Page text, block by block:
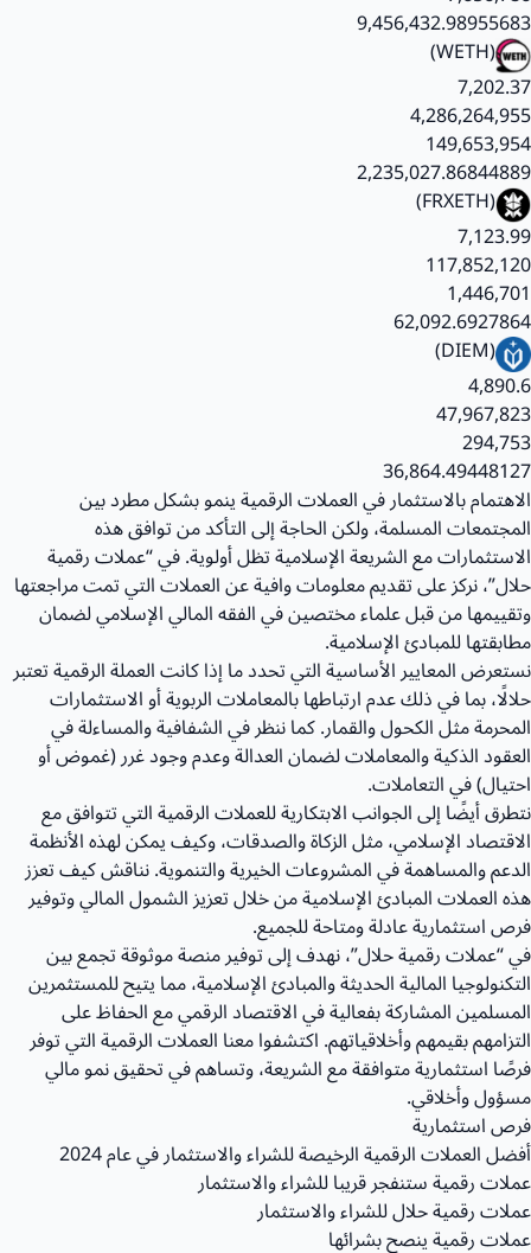
9,456,432.98955683
(WETH)
7,202.37
4,286,264,955
149,653,954
2,235,027.86844889
(FRXETH)
7,123.99
117,852,120
1,446,701
62,092.6927864
(DIEM)
4,890.6
47,967,823
294,753
36,864.49448127
الاهتمام بالاستثمار في العملات الرقمية ينمو بشكل مطرد بين
المجتمعات المسلمة، ولكن الحاجة إلى التأكد من توافق هذه
الاستثمارات مع الشريعة الإسلامية تظل أولوية. في “عملات رقمية
حلال”، نركز على تقديم معلومات وافية عن العملات التي تمت مراجعتها
وتقييمها من قبل علماء مختصين في الفقه المالي الإسلامي لضمان
مطابقتها للمبادئ الإسلامية.
نستعرض المعايير الأساسية التي تحدد ما إذا كانت العملة الرقمية تعتبر
حلالًا، بما في ذلك عدم ارتباطها بالمعاملات الربوية أو الاستثمارات
المحرمة مثل الكحول والقمار. كما ننظر في الشفافية والمساءلة في
العقود الذكية والمعاملات لضمان العدالة وعدم وجود غرر (غموض أو
احتيال) في التعاملات.
نتطرق أيضًا إلى الجوانب الابتكارية للعملات الرقمية التي تتوافق مع
الاقتصاد الإسلامي، مثل الزكاة والصدقات، وكيف يمكن لهذه الأنظمة
الدعم والمساهمة في المشروعات الخيرية والتنموية. نناقش كيف تعزز
هذه العملات المبادئ الإسلامية من خلال تعزيز الشمول المالي وتوفير
فرص استثمارية عادلة ومتاحة للجميع.
في “عملات رقمية حلال”، نهدف إلى توفير منصة موثوقة تجمع بين
التكنولوجيا المالية الحديثة والمبادئ الإسلامية، مما يتيح للمستثمرين
المسلمين المشاركة بفعالية في الاقتصاد الرقمي مع الحفاظ على
التزامهم بقيمهم وأخلاقياتهم. اكتشفوا معنا العملات الرقمية التي توفر
فرصًا استثمارية متوافقة مع الشريعة، وتساهم في تحقيق نمو مالي
مسؤول وأخلاقي.
فرص استثمارية
أفضل العملات الرقمية الرخيصة للشراء والاستثمار في عام 2024
عملات رقمية ستنفجر قريبا للشراء والاستثمار
عملات رقمية حلال للشراء والاستثمار
عملات رقمية ينصح بشرائها